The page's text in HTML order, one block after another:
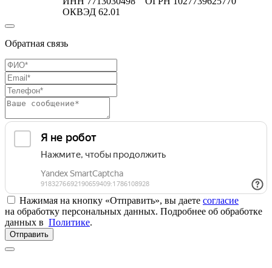
ОКВЭД 62.01
Обратная связь
Нажимая на кнопку «Отправить», вы даете согласие
на обработку персональных данных. Подробнее об обработке
данных в Политике.
Отправить